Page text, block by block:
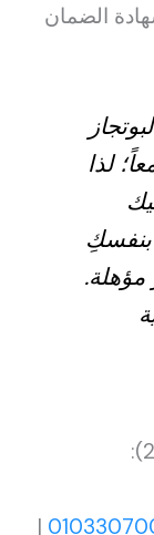
الضمان
لذا
مؤهلة.
|